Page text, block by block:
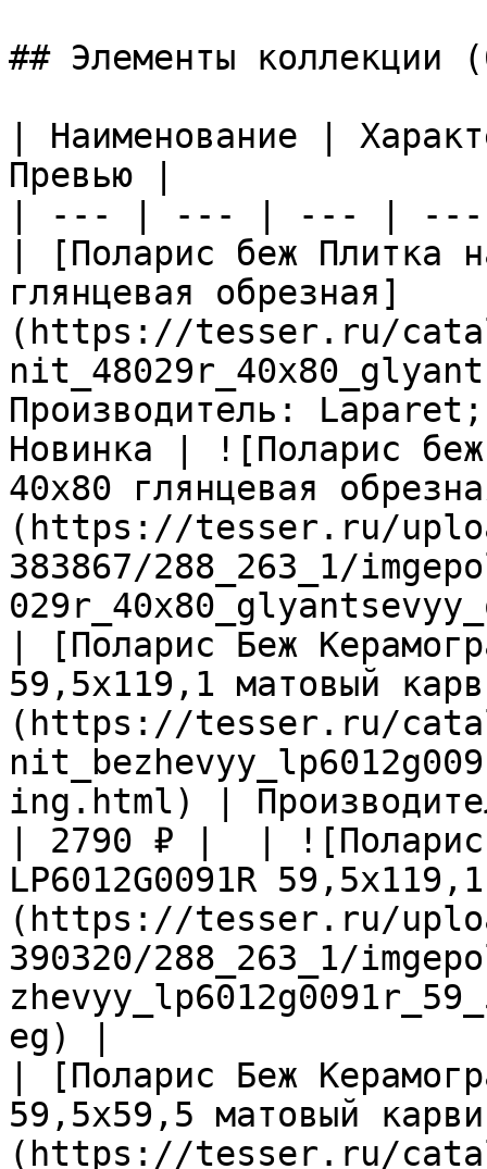
## Элементы коллекции
| Наименование |
Превью |
| --- | --- | --- |
| [Поларис беж Плитка
глянцевая обрезная]
(https://tesser.ru/
Производитель:
Новинка | ![Поларис беж
40х80 глянцевая
(https://tesser.ru/
383867/288_263_1/
| [Поларис Беж
59,5х119,1 матовый
(https://tesser.ru/
ing.html) |
| 2790 ₽ |  | ![Поларис
LP6012G0091R
(https://tesser.ru/
390320/288_263_1/
eg) |
| [Поларис Беж
59,5х59,5 матовый
(https://tesser.ru/